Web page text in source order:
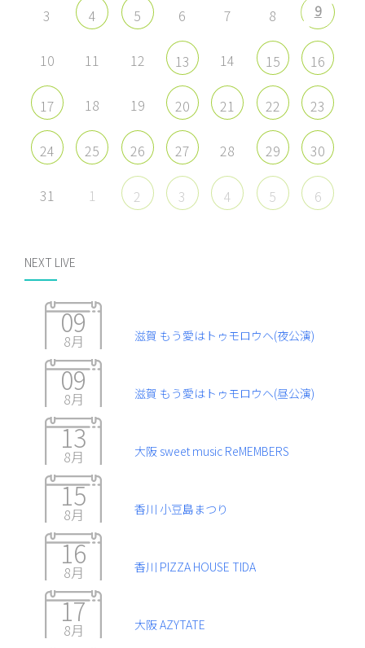
3 4 5 6 7 8 9
10 11 12 13 14 15 16
17 18 19 20 21 22 23
24 25 26 27 28 29 30
31 1 2 3 4 5 6
NEXT LIVE
09
8月 滋賀 もう愛はトゥモロウヘ(夜公演)
09
8月 滋賀 もう愛はトゥモロウヘ(昼公演)
13
8月 大阪 sweet music ReMEMBERS
15
8月 香川 小豆島まつり
16
8月 香川 PIZZA HOUSE TIDA
17
8月 大阪 AZYTATE